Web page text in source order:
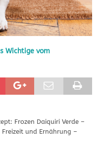
Wichtige vom
Frozen Daiquiri Verde –
Freizeit und Ernährung –